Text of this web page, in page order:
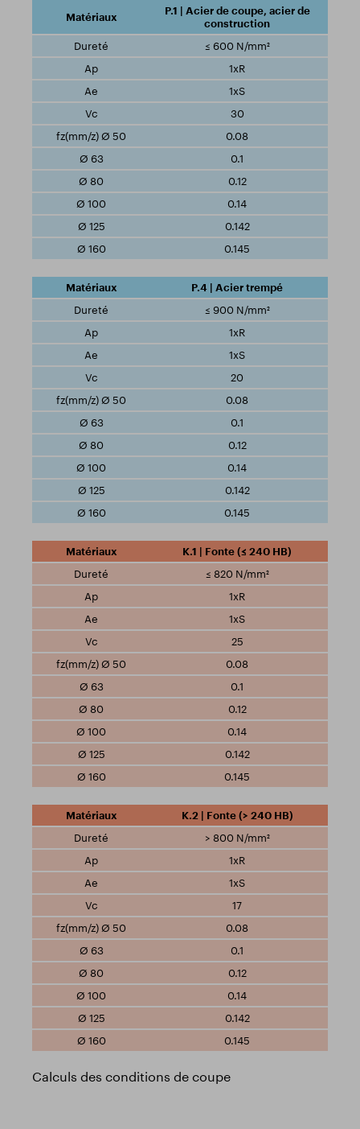
P.1 | Acier de coupe, acier de
construction
≤ 600 N/mm²
1xR
1xS
30
0.08
0.1
0.12
0.14
0.142
0.145
P.4 | Acier trempé
≤ 900 N/mm²
1xR
1xS
20
0.08
0.1
0.12
0.14
0.142
0.145
K.1 | Fonte (≤ 240 HB)
≤ 820 N/mm²
1xR
1xS
25
0.08
0.1
0.12
0.14
0.142
0.145
K.2 | Fonte (> 240 HB)
> 800 N/mm²
1xR
1xS
17
0.08
0.1
0.12
0.14
0.142
0.145
Calculs des conditions de coupe